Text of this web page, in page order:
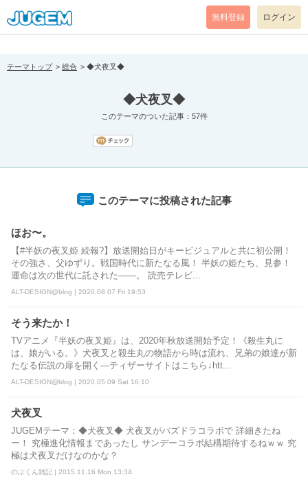
[pear_error: message="Success" code=0 mode=return level=notice
prefix="" info=""]
無料登録 ログイン
テーマトップ 総合 ◆犬夜叉◆
◆犬夜叉◆
このテーマのついた記事：57件
このテーマに投稿された記事
ほお〜。
【#半妖の夜叉姫 続報?】放送開始日がキービジュアルと共に初公開！
その強さ、父ゆずり。戦国時代に新たなる風！ 半妖の姫たち、見参！
運命は次の世代に託された——。 読売テレビ...
ALT-DESIGN@blog | 2020.08.07 Fri 19:53
そう来たか！
TVアニメ『半妖の夜叉姫』は、2020年秋放送開始予定！《殺生丸に
は、娘がいる。》犬夜叉と殺生丸の物語から時は流れ、兄弟の娘達が新
たなる伝説の扉を開く—ティザーサイトはこちら↓htt...
ALT-DESIGN@blog | 2020.05.09 Sat 16:10
犬夜叉
JUGEMテーマ：◆犬夜叉◆ 犬夜叉がパズドラコラボで 詳細きたね
ー！ 究極進化情報まであったし サンデーコラボ結構期待するねｗｗ 究
極は犬夜叉だけなのかな？
のぶくん雑記 | 2015.11.16 Mon 13:34